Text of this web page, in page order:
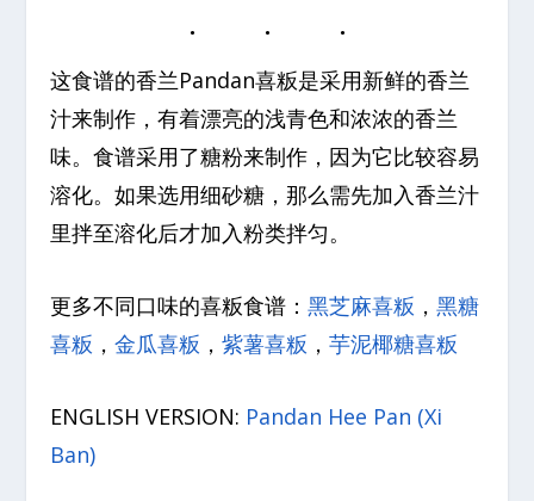
这食谱的香兰Pandan喜粄是采用新鲜的香兰
汁来制作，有着漂亮的浅青色和浓浓的香兰
味。食谱采用了糖粉来制作，因为它比较容易
溶化。如果选用细砂糖，那么需先加入香兰汁
里拌至溶化后才加入粉类拌匀。
更多不同口味的喜粄食谱：黑芝麻喜粄 ，黑糖
喜粄 ，金瓜喜粄 ，紫薯喜粄 ，芋泥椰糖喜粄
ENGLISH VERSION: Pandan Hee Pan (Xi
Ban)